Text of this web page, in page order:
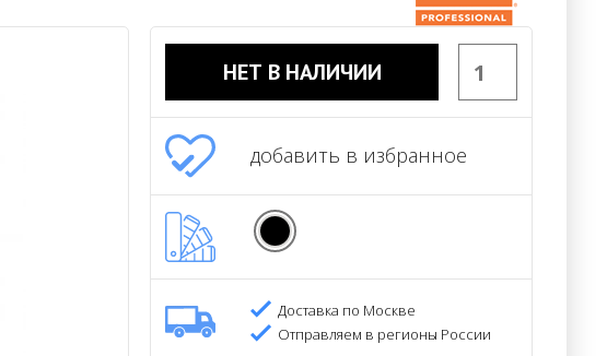
НЕТ В НАЛИЧИИ
добавить в избранное
Доставка по Москве
Отправляем в регионы России